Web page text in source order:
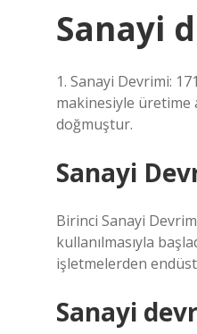
Sanayi
1. Sanayi Devrimi:
makinesiyle üretime
doğmuştur.
Sanayi
Birinci Sanayi
kullanılmasıyla
işletmelerden
Sanayi